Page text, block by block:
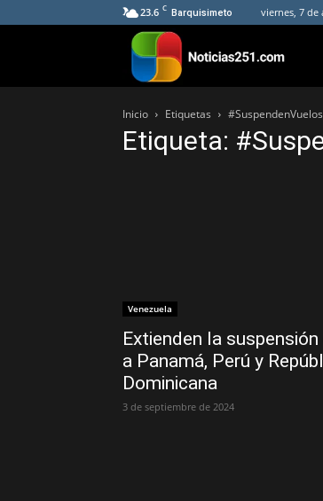
23.6 C Barquisimeto viernes, 7 de
Inicio Etiquetas
Etiqueta:
Venezuela
Extienden la
a Panamá, Perú y
Dominicana
3 de septiembre de 2024